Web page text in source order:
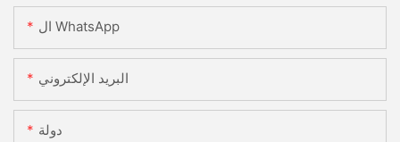
ال WhatsApp
البريد الإلكتروني
دولة